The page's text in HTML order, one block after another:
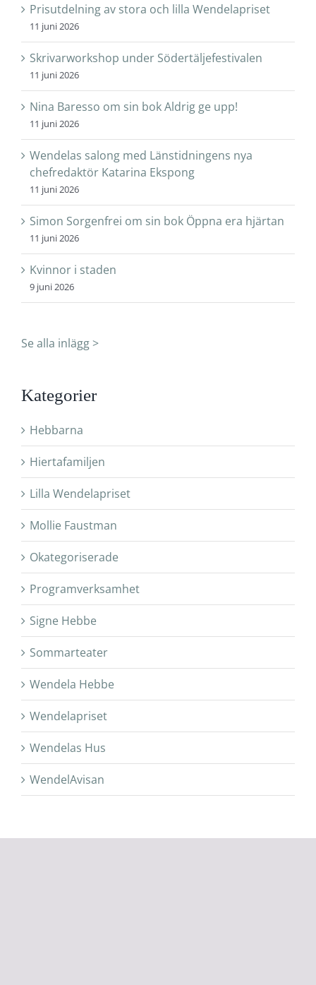
Prisutdelning av stora och lilla Wendelapriset
11 juni 2026
Skrivarworkshop under Södertäljefestivalen
11 juni 2026
Nina Baresso om sin bok Aldrig ge upp!
11 juni 2026
Wendelas salong med Länstidningens nya
chefredaktör Katarina Ekspong
11 juni 2026
Simon Sorgenfrei om sin bok Öppna era hjärtan
11 juni 2026
Kvinnor i staden
9 juni 2026
Se alla inlägg >
Kategorier
Hebbarna
Hiertafamiljen
Lilla Wendelapriset
Mollie Faustman
Okategoriserade
Programverksamhet
Signe Hebbe
Sommarteater
Wendela Hebbe
Wendelapriset
Wendelas Hus
WendelAvisan